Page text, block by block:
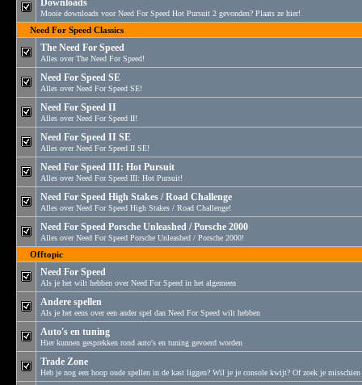
Downloads
Mooie downloads voor Need For Speed Hot Pursuit 2 gevonden? Plaats ze hier!
Need For Speed Classics
The Need For Speed
Alles over The Need For Speed!
Need For Speed SE
Alles over Need For Speed SE!
Need For Speed II
Alles over Need For Speed II!
Need For Speed II SE
Alles over Need For Speed II SE!
Need For Speed III: Hot Pursuit
Alles over Need For Speed III: Hot Pursuit!
Need For Speed High Stakes / Road Challenge
Alles over Need For Speed High Stakes / Road Challenge!
Need For Speed Porsche Unleashed / Porsche 2000
Alles over Need For Speed Porsche Unleashed / Porsche 2000!
Offtopic
Need For Speed
Als je het wilt hebben over Need For Speed in het algemeen
Andere spellen
Als je het eens over een ander spel dan Need For Speed wilt hebben
Auto's en tuning
Hier kunnen gesprekken rond auto's en tuning gevoerd worden
Trade Zone
Heb je nog een hoop oude spellen in de kast liggen? Wil je je console kwijt? Of zoek je misschien